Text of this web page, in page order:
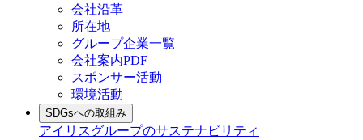
会社沿革
所在地
グループ企業一覧
会社案内PDF
スポンサー活動
環境活動
SDGsへの取組み
アイリスグループのサステナビリティ